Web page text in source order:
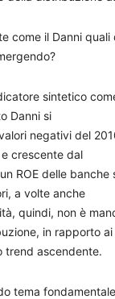
come il Danni quali
sintetico
Danni si
negativi del
crescente dal
ROE delle banche
a volte anche
quindi, non è
in rapporto
trend ascendente.
tema